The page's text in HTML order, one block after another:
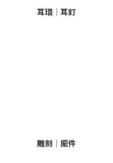
耳環｜耳釘
雕刻｜擺件